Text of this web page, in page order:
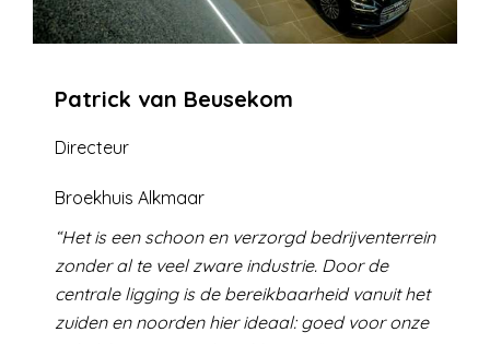
Patrick van Beusekom
Directeur
Broekhuis Alkmaar
Het is een schoon en verzorgd bedrijventerrein
zonder al te veel zware industrie. Door de
centrale ligging is de bereikbaarheid vanuit het
zuiden en noorden hier ideaal: goed voor onze